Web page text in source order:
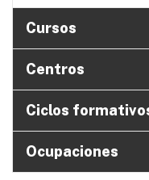
Cursos
Centros
Ciclos
Ocupaciones